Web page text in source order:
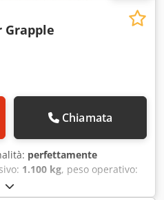
Grapple
Chiamata
perfettamente
1.100 kg, peso operativo:
, Anno di produzione: